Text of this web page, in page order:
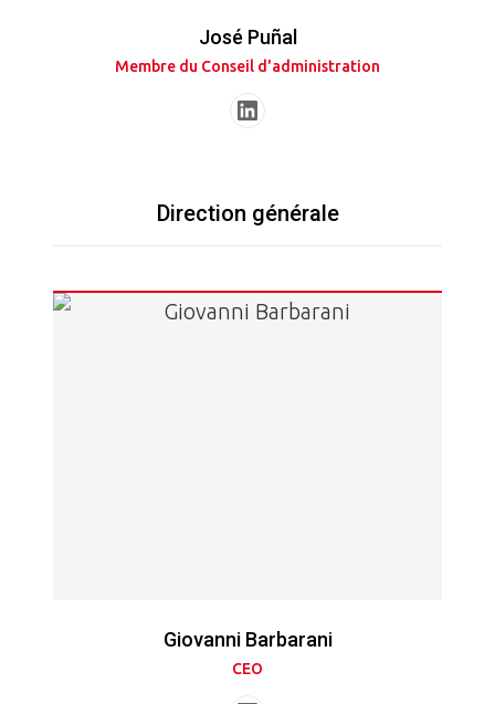
José Puñal
Membre du Conseil d'administration
Direction générale
Giovanni Barbarani
CEO